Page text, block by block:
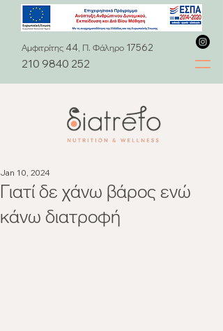
Αμφιτρίτης 44, Π. Φάληρο 17562
210 9840 252
Γιατί δε χάνω βάρος ενώ
κάνω διατροφή
Jan 10, 2024